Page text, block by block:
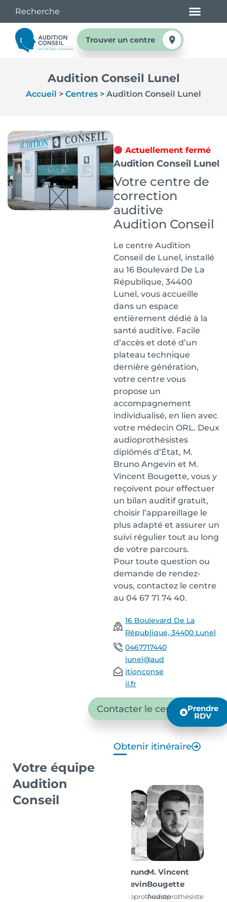
Trouver un centre
Audition Conseil Lunel
Accueil > Centres > Audition Conseil Lunel
Actuellement fermé
Audition Conseil Lunel
Votre centre de
correction
auditive
Audition Conseil
Le centre Audition
Conseil de Lunel, installé
au 16 Boulevard De La
République, 34400
Lunel, vous accueille
dans un espace
entièrement dédié à la
santé auditive. Facile
d’accès et doté d’un
plateau technique
dernière génération,
votre centre vous
propose un
accompagnement
individualisé, en lien avec
votre médecin ORL. Deux
audioprothésistes
diplômés d’État, M.
Bruno Angevin et M.
Vincent Bougette, vous y
reçoivent pour effectuer
un bilan auditif gratuit,
choisir l’appareillage le
plus adapté et assurer un
suivi régulier tout au long
de votre parcours.
Pour toute question ou
demande de rendez-
vous, contactez le centre
au 04 67 71 74 40.
16 Boulevard De La
République, 34400 Lunel
0467717440
lunel@aud
itionconse
il.fr
Contacter le centre Prendre
RDV
Obtenir itinéraire
Votre équipe
Audition
Conseil
M. Bruno
Angevin
Audioprothésiste
M. Vincent
Bougette
Audioprothésiste